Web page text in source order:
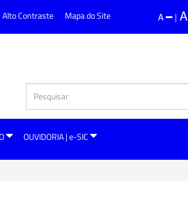
A | A
Alto Contraste Mapa do Site
OUVIDORIA | e-SIC